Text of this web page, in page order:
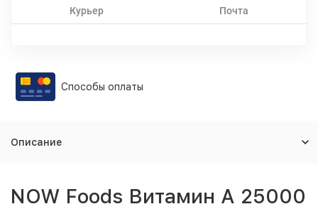
Курьер Почта
Способы оплаты
Описание
NOW Foods Витамин А 25000